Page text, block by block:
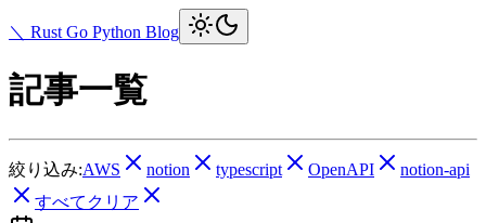
＼ Rust Go Python Blog
記事一覧
絞り込み:AWS notion typescript OpenAPI
notion-api
すべてクリア